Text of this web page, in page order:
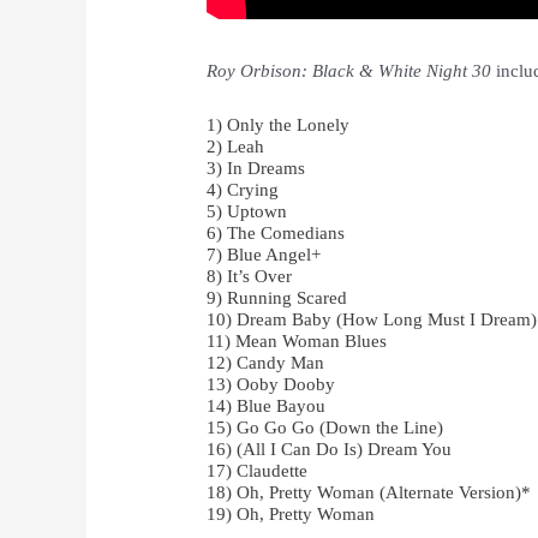
Roy Orbison: Black & White Night 30
1) Only the Lonely
2) Leah
3) In Dreams
4) Crying
5) Uptown
6) The Comedians
7) Blue Angel+
8) It’s Over
9) Running Scared
10) Dream Baby (How Long Must I Dream)
11) Mean Woman Blues
12) Candy Man
13) Ooby Dooby
14) Blue Bayou
15) Go Go Go (Down the Line)
16) (All I Can Do Is) Dream You
17) Claudette
18) Oh, Pretty Woman (Alternate Version)*
19) Oh, Pretty Woman